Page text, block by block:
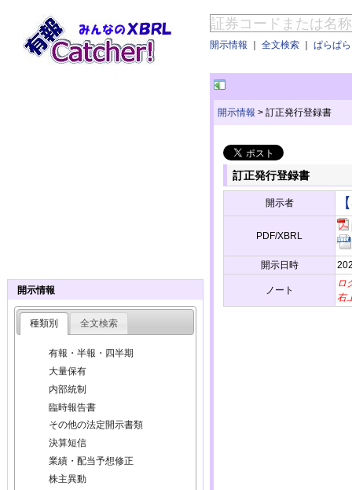
開示情報 ｜ 全文検索 ｜ ぱらぱ
開示情報 > 訂正発行登録書
訂正発行登録書
開示者
PDF/XBRL
開示日時
ノート
ロ
右
開示情報
種類別 全文検索
有報・半報・四半期
大量保有
内部統制
臨時報告書
その他の法定開示書類
決算短信
業績・配当予想修正
株主異動